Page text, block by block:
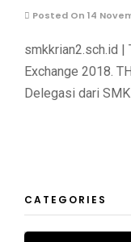
Posted On 14
smkkrian2.sch.id |
Exchange 2018.
Delegasi dari SMK
CATEGORIES